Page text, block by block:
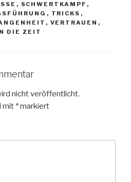
, SCHWERTKAMPF ,
, TRICKS ,
, VERTRAUEN ,
DIE ZEIT
nicht veröffentlicht.
mit *markiert